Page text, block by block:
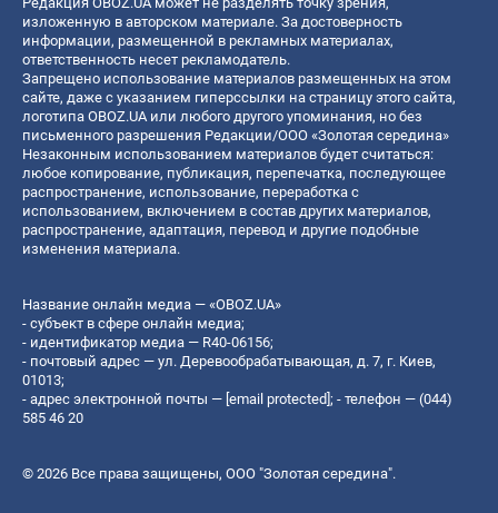
изложенную в авторском материале. За достоверность
информации, размещенной в рекламных материалах,
ответственность несет рекламодатель.
Запрещено использование материалов размещенных на этом
сайте, даже с указанием гиперссылки на страницу этого сайта,
логотипа OBOZ.UA или любого другого упоминания, но без
письменного разрешения Редакции/ООО «Золотая середина»
Незаконным использованием материалов будет считаться:
любое копирование, публикация, перепечатка, последующее
распространение, использование, переработка с
использованием, включением в состав других материалов,
распространение, адаптация, перевод и другие подобные
изменения материала.
Название онлайн медиа — «OBOZ.UA»
- субъект в сфере онлайн медиа;
- идентификатор медиа — R40-06156;
- почтовый адрес — ул. Деревообрабатывающая, д. 7, г. Киев,
01013;
- адрес электронной почты — [email protected]; - телефон — (044)
585 46 20
© 2026 Все права защищены, ООО "Золотая середина".